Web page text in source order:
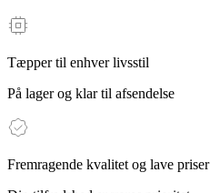
Tæpper til enhver livsstil
På lager og klar til afsendelse
Fremragende kvalitet og lave priser